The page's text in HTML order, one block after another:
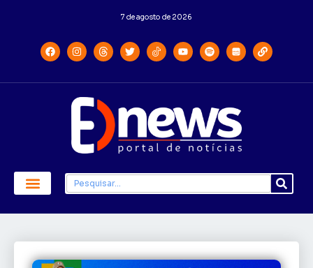
7 de agosto de 2026